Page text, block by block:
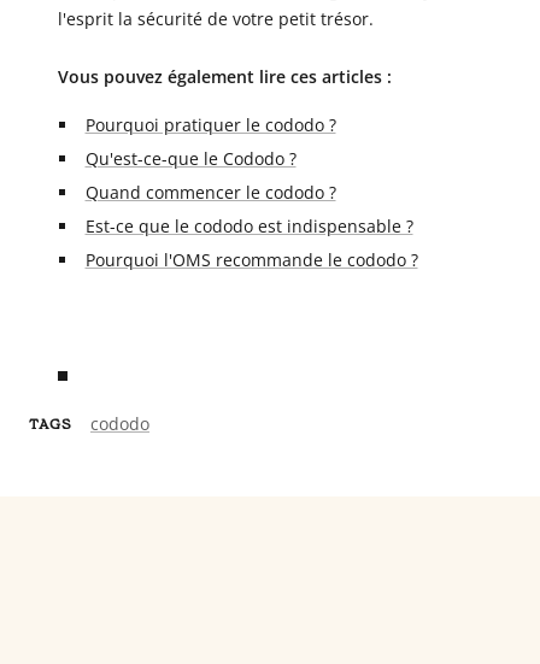
l'esprit la sécurité de votre petit trésor.
Vous pouvez également lire ces articles :
Pourquoi pratiquer le cododo ?
Qu'est-ce-que le Cododo ?
Quand commencer le cododo ?
Est-ce que le cododo est indispensable ?
Pourquoi l'OMS recommande le cododo ?
TAGS cododo